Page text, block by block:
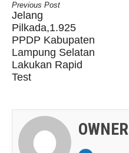
Previous Post
Jelang
Pilkada,1.925
PPDP Kabupaten
Lampung Selatan
Lakukan Rapid
Test
OWNER